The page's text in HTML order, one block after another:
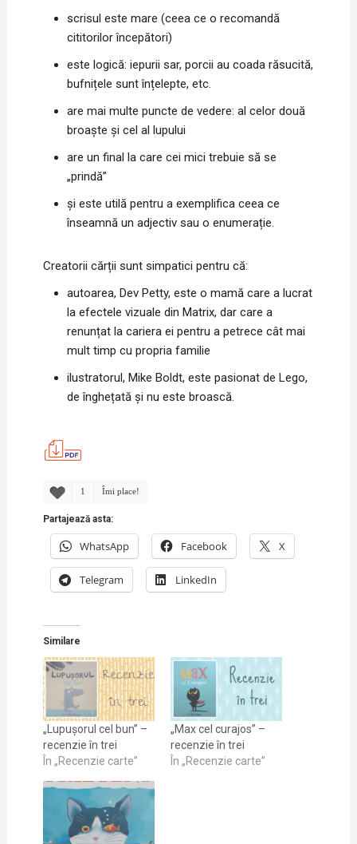
scrisul este mare (ceea ce o recomandă
cititorilor începători)
este logică: iepurii sar, porcii au coada răsucită,
bufnițele sunt înțelepte, etc.
are mai multe puncte de vedere: al celor două
broaște și cel al lupului
are un final la care cei mici trebuie să se
„prindă”
și este utilă pentru a exemplifica ceea ce
înseamnă un adjectiv sau o enumerație.
Creatorii cărții sunt simpatici pentru că:
autoarea, Dev Petty, este o mamă care a lucrat
la efectele vizuale din Matrix, dar care a
renunțat la cariera ei pentru a petrece cât mai
mult timp cu propria familie
ilustratorul, Mike Boldt, este pasionat de Lego,
de înghețată și nu este broască.
1 Îmi place!
Partajează asta:
WhatsApp Facebook X
Telegram LinkedIn
Similare
„Lupușorul cel bun” –
recenzie în trei
În „Recenzie carte”
„Max cel curajos” –
recenzie în trei
În „Recenzie carte”